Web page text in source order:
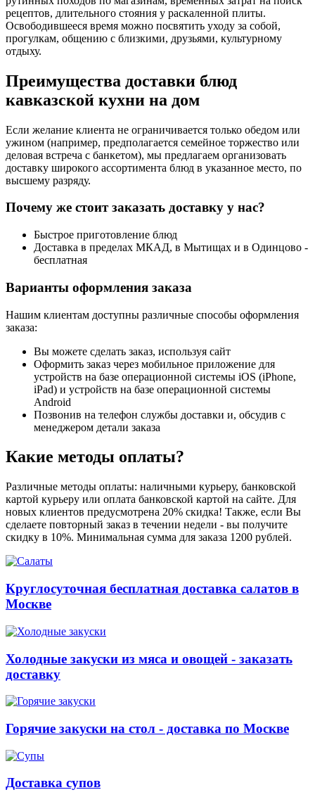
рецептов, длительного стояния у раскаленной плиты.
Освободившееся время можно посвятить уходу за собой,
прогулкам, общению с близкими, друзьями, культурному
отдыху.
Преимущества доставки блюд
кавказской кухни на дом
Если желание клиента не ограничивается только обедом или
ужином (например, предполагается семейное торжество или
деловая встреча с банкетом), мы предлагаем организовать
доставку широкого ассортимента блюд в указанное место, по
высшему разряду.
Почему же стоит заказать доставку у нас?
Быстрое приготовление блюд
Доставка в пределах МКАД, в Мытищах и в Одинцово -
бесплатная
Варианты оформления заказа
Нашим клиентам доступны различные способы оформления
заказа:
Вы можете сделать заказ, используя сайт
Оформить заказ через мобильное приложение для
устройств на базе операционной системы iOS (iPhone,
iPad) и устройств на базе операционной системы
Android
Позвонив на телефон службы доставки и, обсудив с
менеджером детали заказа
Какие методы оплаты?
Различные методы оплаты: наличными курьеру, банковской
картой курьеру или оплата банковской картой на сайте. Для
новых клиентов предусмотрена 20% скидка! Также, если Вы
сделаете повторный заказ в течении недели - вы получите
скидку в 10%. Минимальная сумма для заказа 1200 рублей.
Круглосуточная бесплатная доставка салатов в
Москве
Холодные закуски из мяса и овощей - заказать
доставку
Горячие закуски на стол - доставка по Москве
Доставка супов